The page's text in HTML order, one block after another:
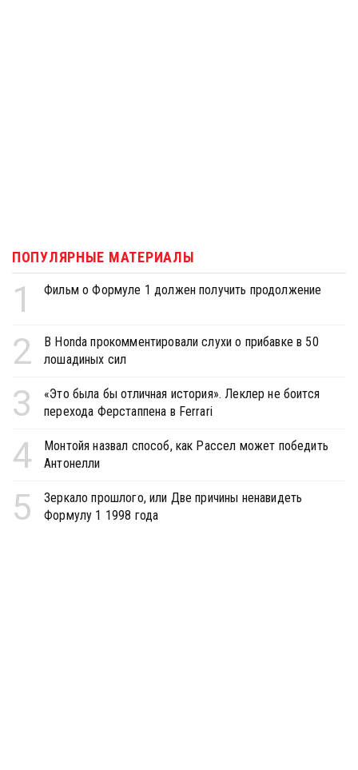
ПОПУЛЯРНЫЕ МАТЕРИАЛЫ
1 Фильм о Формуле 1 должен получить продолжение
2
В Honda прокомментировали слухи о прибавке в 50
лошадиных сил
3
«Это была бы отличная история». Леклер не боится
перехода Ферстаппена в Ferrari
4
Монтойя назвал способ, как Рассел может победить
Антонелли
5
Зеркало прошлого, или Две причины ненавидеть
Формулу 1 1998 года